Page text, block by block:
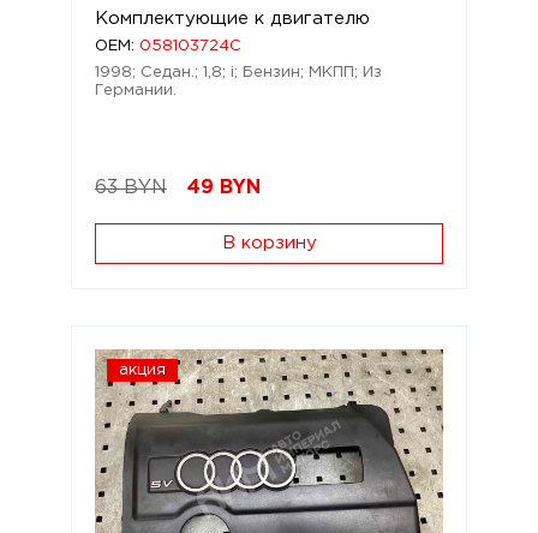
Комплектующие к двигателю
OEM: 058103724C
1998; Седан.; 1,8; i; Бензин; МКПП; Из
Германии.
63 BYN 49 BYN
В корзину
акция